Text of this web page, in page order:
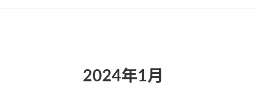
2024年1月